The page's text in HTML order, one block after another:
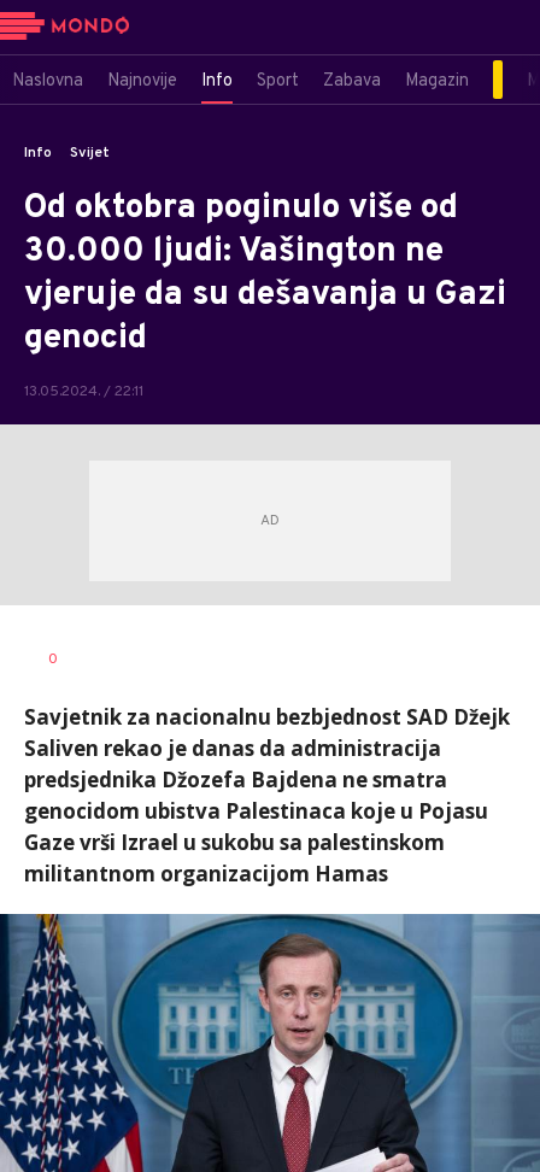
Naslovna Najnovije Info Sport Zabava Magazin
Info Svijet
Od oktobra poginulo više od
30.000 ljudi: Vašington ne
vjeruje da su dešavanja u Gazi
genocid
13.05.2024. / 22:11
AUTOR
0
Savjetnik za nacionalnu bezbjednost SAD Džejk
Saliven rekao je danas da administracija
predsjednika Džozefa Bajdena ne smatra
genocidom ubistva Palestinaca koje u Pojasu
Gaze vrši Izrael u sukobu sa palestinskom
militantnom organizacijom Hamas